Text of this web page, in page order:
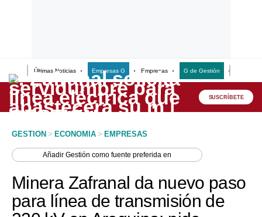
Últimas Noticias Empresas G Empresas G de Gestión
Lo último
Peru Quiosco
Economía
Mercados
SUSCRÍBETE
GESTION > ECONOMIA > EMPRESAS
AñadirGestión como fuente preferida en
Minera Zafranal da nuevo paso
para línea de transmisión de